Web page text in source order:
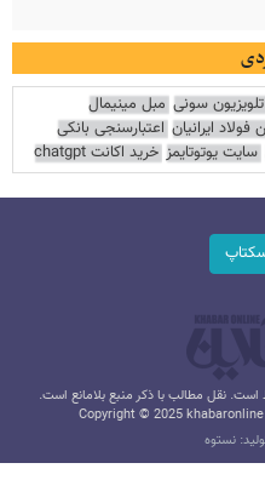
سونی مبل مینیمال
ایرانیان اعتبارسنجی بانکی
سایت یوتوتایمز خرید اکانت chatgpt
نقل مطالب با ذکر منبع بلامانع است.
Copyright © 2025
نستوه